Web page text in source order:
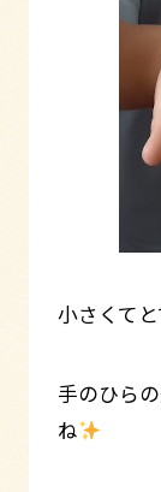
小さくて
手のひら
ね